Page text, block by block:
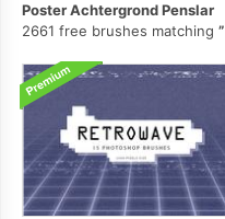
Poster Achtergrond Penslar
2661 free brushes matching